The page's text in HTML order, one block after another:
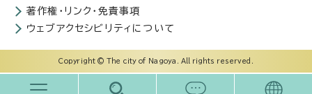
著作権・リンク・免責事項
ウェブアクセシビリティについて
Copyright © The city of Nagoya. All rights reserved.